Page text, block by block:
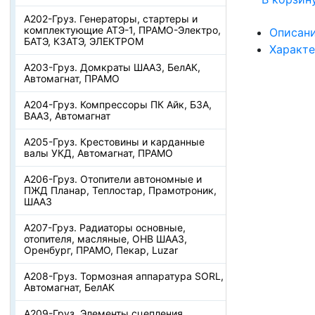
А202-Груз. Генераторы, стартеры и
комплектующие АТЭ-1, ПРАМО-Электро,
БАТЭ, КЗАТЭ, ЭЛЕКТРОМ
А203-Груз. Домкраты ШААЗ, БелАК,
Автомагнат, ПРАМО
А204-Груз. Компрессоры ПК Айк, БЗА,
ВААЗ, Автомагнат
А205-Груз. Крестовины и карданные
валы УКД, Автомагнат, ПРАМО
А206-Груз. Отопители автономные и
ПЖД Планар, Теплостар, Прамотроник,
ШААЗ
А207-Груз. Радиаторы основные,
отопителя, масляные, ОНВ ШААЗ,
Оренбург, ПРАМО, Пекар, Luzar
А208-Груз. Тормозная аппаратура SORL,
Автомагнат, БелАК